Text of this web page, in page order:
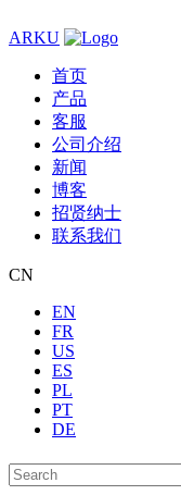
ARKU
首页
产品
客服
公司介绍
新闻
博客
招贤纳士
联系我们
CN
EN
FR
US
ES
PL
PT
DE